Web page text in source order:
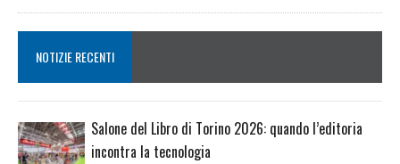
NOTIZIE RECENTI
Salone del Libro di Torino 2026: quando l’editoria
incontra la tecnologia